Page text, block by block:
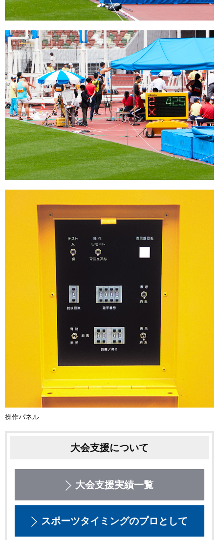
操作パネル
大会支援について
大会支援実績一覧
スポーツタイミングのプロとして